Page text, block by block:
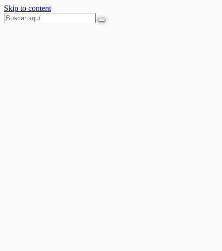
Skip to content